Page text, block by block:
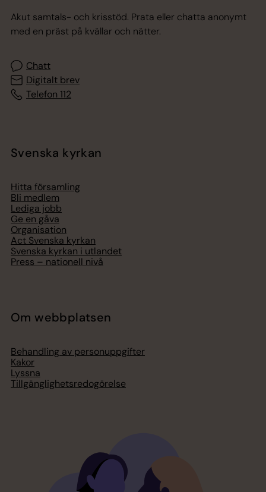
Akut samtals- och krisstöd. Prata eller chatta anonymt
med en präst på kvällar och nätter.
Chatt
Digitalt brev
Telefon 112
Svenska kyrkan
Hitta församling
Bli medlem
Lediga jobb
Ge en gåva
Organisation
Act Svenska kyrkan
Svenska kyrkan i utlandet
Press – nationell nivå
Om webbplatsen
Behandling av personuppgifter
Kakor
Lyssna
Tillgänglighetsredogörelse